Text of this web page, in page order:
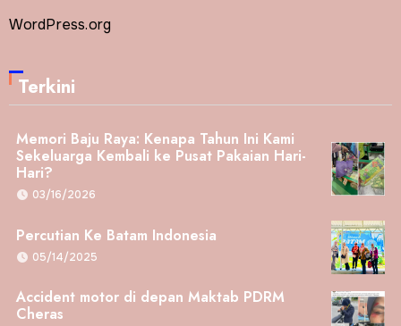
WordPress.org
Terkini
Memori Baju Raya: Kenapa Tahun Ini Kami
Sekeluarga Kembali ke Pusat Pakaian Hari-
Hari?
03/16/2026
Percutian Ke Batam Indonesia
05/14/2025
Accident motor di depan Maktab PDRM
Cheras